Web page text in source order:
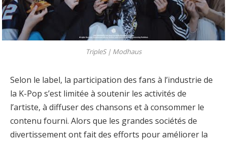
TripleS | Modhaus
Selon le label, la participation des fans à l’industrie de
la K-Pop s’est limitée à soutenir les activités de
l’artiste, à diffuser des chansons et à consommer le
contenu fourni. Alors que les grandes sociétés de
divertissement ont fait des efforts pour améliorer la